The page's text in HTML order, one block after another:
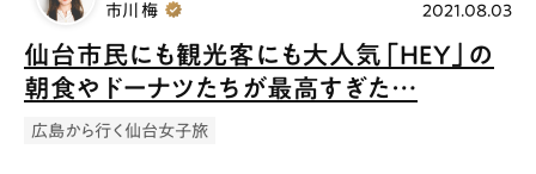
仙台市民にも観光客にも大人気「HEY」の
朝食やドーナツたちが最高すぎた…
広島から行く仙台女子旅
市川 梅 2021.08.03